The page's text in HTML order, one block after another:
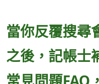
當你反覆搜尋
之後，記帳士